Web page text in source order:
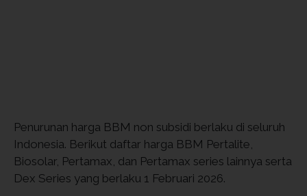
Penurunan harga BBM non subsidi berlaku di seluruh
Indonesia. Berikut daftar harga BBM Pertalite,
Biosolar, Pertamax, dan Pertamax series lainnya serta
Dex Series yang berlaku 1 Februari 2026.